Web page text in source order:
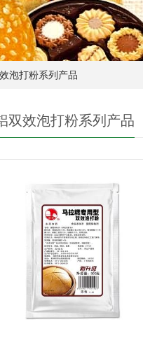
泡打粉系列产品
双效泡打粉系列产品